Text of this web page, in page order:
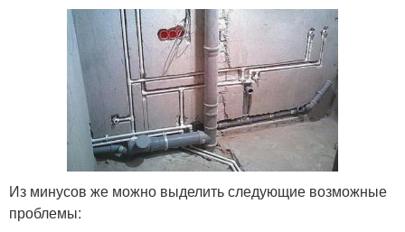
Из минусов же можно выделить следующие возможные
проблемы: